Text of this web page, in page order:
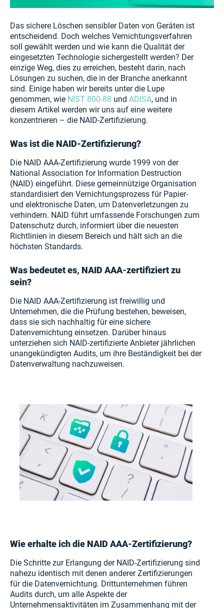
Das sichere Löschen sensibler Daten von Geräten ist
entscheidend. Doch welches Vernichtungsverfahren
soll gewählt werden und wie kann die Qualität der
eingesetzten Technologie sichergestellt werden? Der
einzige Weg, dies zu erreichen, besteht darin, nach
Lösungen zu suchen, die in der Branche anerkannt
sind. Einige haben wir bereits unter die Lupe
genommen, wie NIST 800-88 und ADISA, und in
diesem Artikel werden wir uns auf eine weitere
konzentrieren – die NAID-Zertifizierung.
Was ist die NAID-Zertifizierung?
Die NAID AAA-Zertifizierung wurde 1999 von der
National Association for Information Destruction
(NAID) eingeführt. Diese gemeinnützige Organisation
standardisiert den Vernichtungsprozess für Papier-
und elektronische Daten, um Datenverletzungen zu
verhindern. NAID führt umfassende Forschungen zum
Datenschutz durch, informiert über die neuesten
Richtlinien in diesem Bereich und hält sich an die
höchsten Standards.
Was bedeutet es, NAID AAA-zertifiziert zu
sein?
Die NAID AAA-Zertifizierung ist freiwillig und
Unternehmen, die die Prüfung bestehen, beweisen,
dass sie sich nachhaltig für eine sichere
Datenvernichtung einsetzen. Darüber hinaus
unterziehen sich NAID-zertifizierte Anbieter jährlichen
unangekündigten Audits, um ihre Beständigkeit bei der
Datenverwaltung nachzuweisen.
Wie erhalte ich die NAID AAA-Zertifizierung?
Die Schritte zur Erlangung der NAID-Zertifizierung sind
nahezu identisch mit denen anderer Zertifizierungen
für die Datenvernichtung. Drittunternehmen führen
Audits durch, um alle Aspekte der
Unternehmensaktivitäten im Zusammenhang mit der